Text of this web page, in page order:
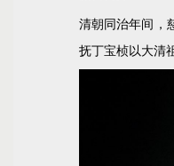
清朝同治年间，
抚丁宝桢以大清